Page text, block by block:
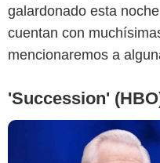
galardonado esta
cuentan con
mencionaremos a
'Succession'